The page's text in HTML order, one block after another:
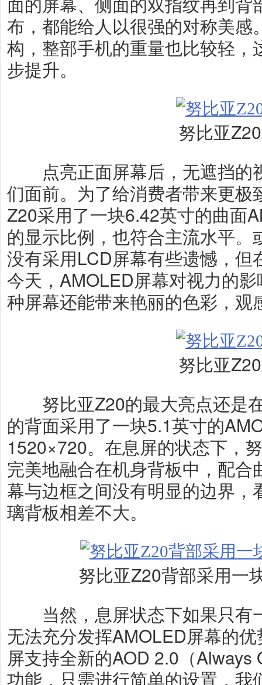
布，都能给人以很强的对称美感
构，整部手机的重量也比较轻，
步提升。
努比亚Z20
点亮正面屏幕后，无遮挡的
们面前。为了给消费者带来更极
Z20采用了一块6.42英寸的曲面
的显示比例，也符合主流水平。
没有采用LCD屏幕有些遗憾，但
今天，AMOLED屏幕对视力的
种屏幕还能带来艳丽的色彩，观
努比亚Z20
努比亚Z20的最大亮点还是
的背面采用了一块5.1英寸的
1520×720。在息屏的状态下，
完美地融合在机身背板中，配合
幕与边框之间没有明显的边界，
璃背板相差不大。
努比亚Z20背部采用一
当然，息屏状态下如果只有
无法充分发挥AMOLED屏幕的
屏支持全新的AOD 2.0（Always
功能，只需进行简单的设置，我